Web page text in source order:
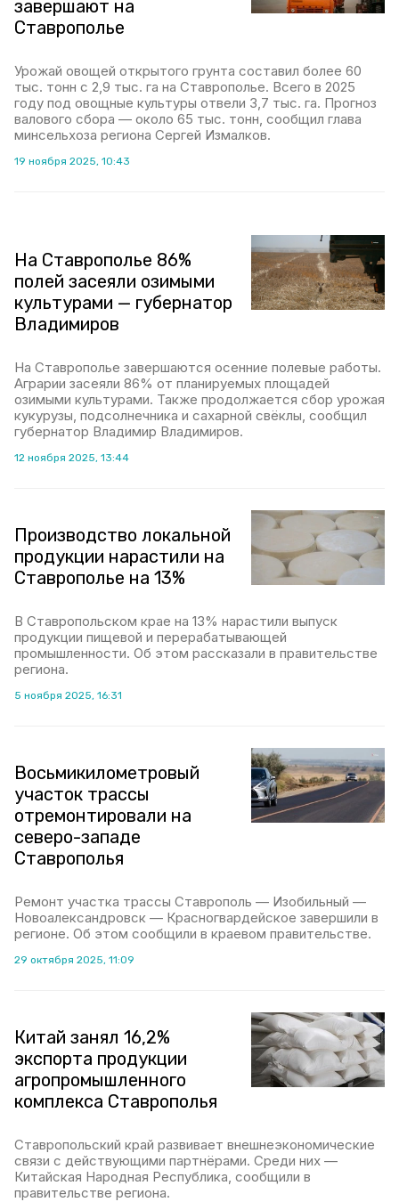
завершают на
Ставрополье
Урожай овощей открытого грунта составил более 60
тыс. тонн с 2,9 тыс. га на Ставрополье. Всего в 2025
году под овощные культуры отвели 3,7 тыс. га. Прогноз
валового сбора — около 65 тыс. тонн, сообщил глава
минсельхоза региона Сергей Измалков.
19 ноября 2025, 10:43
На Ставрополье 86%
полей засеяли озимыми
культурами — губернатор
Владимиров
На Ставрополье завершаются осенние полевые работы.
Аграрии засеяли 86% от планируемых площадей
озимыми культурами. Также продолжается сбор урожая
кукурузы, подсолнечника и сахарной свёклы, сообщил
губернатор Владимир Владимиров.
12 ноября 2025, 13:44
Производство локальной
продукции нарастили на
Ставрополье на 13%
В Ставропольском крае на 13% нарастили выпуск
продукции пищевой и перерабатывающей
промышленности. Об этом рассказали в правительстве
региона.
5 ноября 2025, 16:31
Восьмикилометровый
участок трассы
отремонтировали на
северо-западе
Ставрополья
Ремонт участка трассы Ставрополь — Изобильный —
Новоалександровск — Красногвардейское завершили в
регионе. Об этом сообщили в краевом правительстве.
29 октября 2025, 11:09
Китай занял 16,2%
экспорта продукции
агропромышленного
комплекса Ставрополья
Ставропольский край развивает внешнеэкономические
связи с действующими партнёрами. Среди них —
Китайская Народная Республика, сообщили в
правительстве региона.